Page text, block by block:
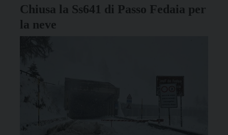
Chiusa la Ss641 di Passo Fedaia per
la neve